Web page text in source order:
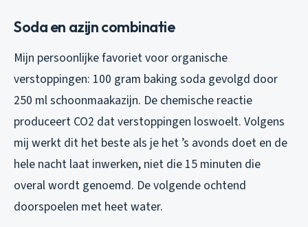
Soda en azijn combinatie
Mijn persoonlijke favoriet voor organische
verstoppingen: 100 gram baking soda gevolgd door
250 ml schoonmaakazijn. De chemische reactie
produceert CO2 dat verstoppingen loswoelt. Volgens
mij werkt dit het beste als je het ’s avonds doet en de
hele nacht laat inwerken, niet die 15 minuten die
overal wordt genoemd. De volgende ochtend
doorspoelen met heet water.